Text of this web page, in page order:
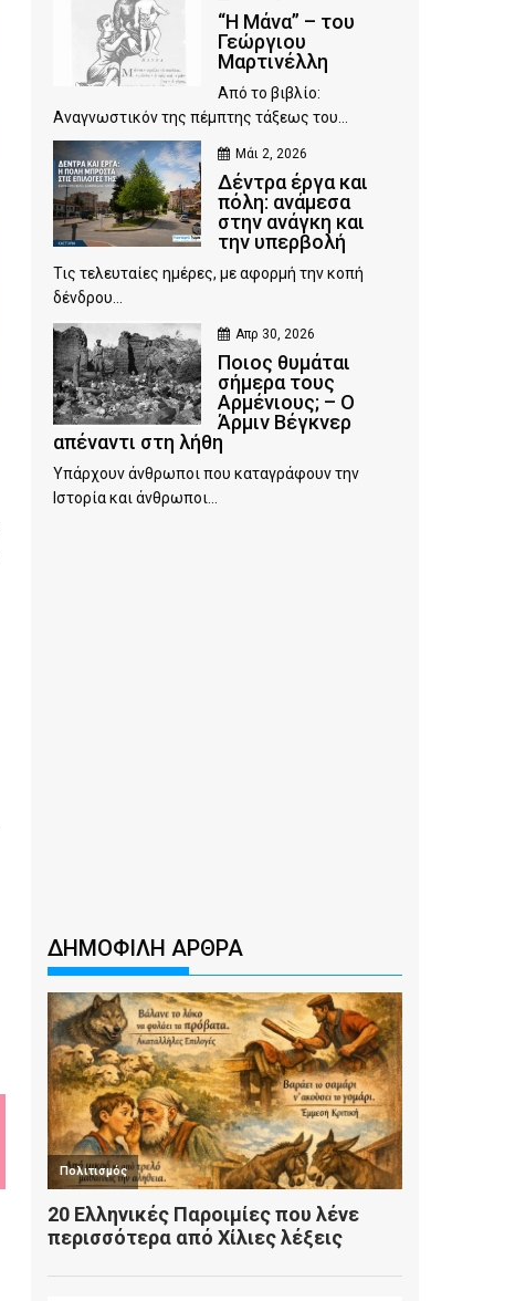
“Η Μάνα” – του
Γεώργιου
Μαρτινέλλη
Από το βιβλίο:
Αναγνωστικόν της πέμπτης τάξεως του...
Μάι 2, 2026
Δέντρα έργα και
πόλη: ανάμεσα
στην ανάγκη και
την υπερβολή
Τις τελευταίες ημέρες, με αφορμή την κοπή
δένδρου...
Απρ 30, 2026
Ποιος θυμάται
σήμερα τους
Αρμένιους; – Ο
Άρμιν Βέγκνερ
απέναντι στη λήθη
Υπάρχουν άνθρωποι που καταγράφουν την
Ιστορία και άνθρωποι...
ΔΗΜΟΦΙΛΗ ΑΡΘΡΑ